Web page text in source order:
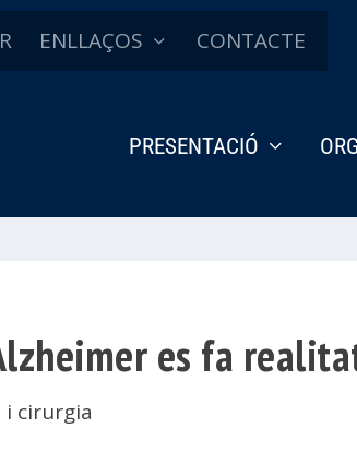
ENLLAÇOS CONTACTE
PRESENTACIÓ
es fa
i cirurgia